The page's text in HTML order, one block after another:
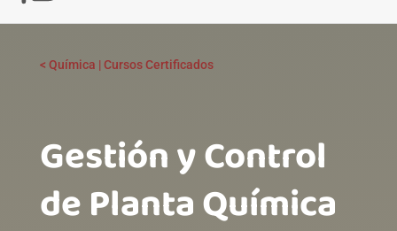
< Química |Cursos Certificados
Gestión y Control
de Planta Químicaㅤㅤㅤㅤㅤㅤㅤㅤㅤㅤㅤㅤㅤㅤㅤㅤㅤㅤㅤㅤㅤㅤㅤㅤ